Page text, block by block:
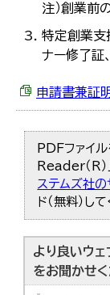
注）創業前
特定創業支
ナー修了証
申請書兼証
PDFファイル
Reader（R
ステムズ社の
ド（無料）し
より良いウェ
をお聞かせく